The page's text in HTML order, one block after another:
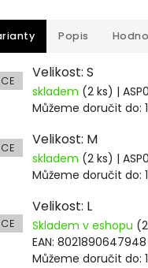
Popis
Velikost: S
skladem (2 ks) |
Můžeme doručit do:
Velikost: M
skladem (2 ks) |
Můžeme doručit do:
Velikost: L
Skladem v eshopu
EAN: 8021890647948
Můžeme doručit do: